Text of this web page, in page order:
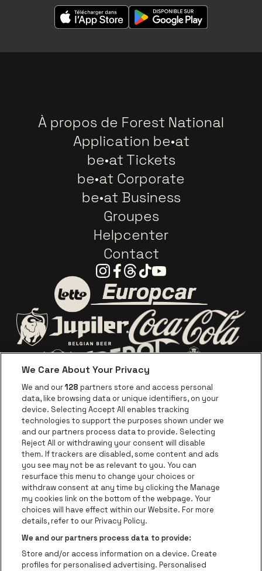
À propos de Forest National
Application be•at
be•at Tickets
be•at Corporate
be•at Business
Groupes
Helpcenter
Contact
Instagram
Facebook
Threads
TiktokYoutube
Visitez le site de Lotto
Visitez le site de
Visitez le site de Jupiler Visitez le site de
Visitez le site de Red Bull
Visitez le site de Le logo de
Visitez le site de Le logo Jameson en
Visitez le site
Visitez le site de CrokyVisitez le site de Bruzz
Visitez le site de Le SoirVisitez le site de
Visitez le site de Radio
Forest National fait partie de be•at
Forest National
Avenue Victor Rousseau 208, 1190 Forest
Be-At Venues
We Care About Your Privacy
We and our128 partners store and access personal
data, like browsing data or unique identifiers, on your
device. Selecting Accept All enables tracking
technologies to support the purposes shown under we
and our partners process data to provide. Selecting
Reject All or withdrawing your consent will disable
them. If trackers are disabled, some content and ads
you see may not be as relevant to you. You can
resurface this menu to change your choices or
withdraw consent at any time by clicking the Manage
my cookies link on the bottom of the webpage. Your
choices will have effect within our Website. For more
details, refer to our Privacy Policy.
We and our partners process data to provide:
Store and/or access information on a device. Create
profiles for personalised advertising. Personalised